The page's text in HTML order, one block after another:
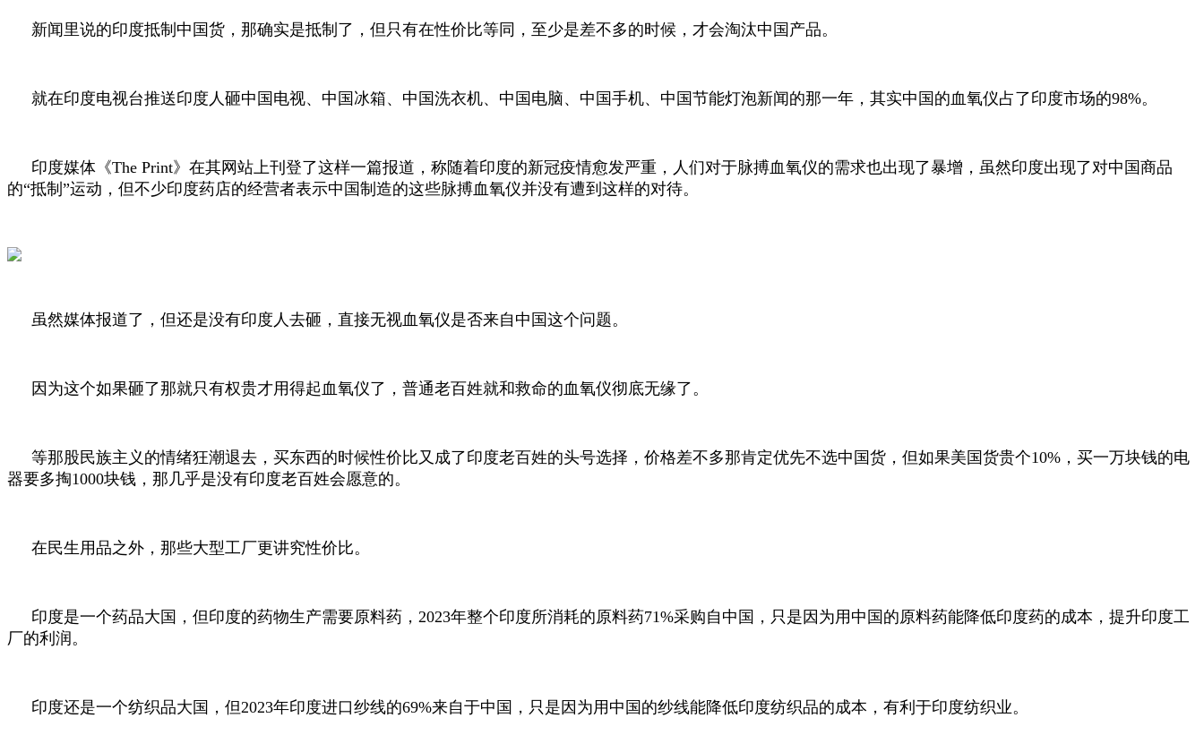
新闻里说的印度抵制中国货，那确实是抵制了，但只有在性价比等同，至少是差不多的时候，才会淘汰中国产品。
就在印度电视台推送印度人砸中国电视、中国冰箱、中国洗衣机、中国电脑、中国手机、中国节能灯泡新闻的那一年，其实中国的血氧仪占了印度市场的98%。
印度媒体《The Print》在其网站上刊登了这样一篇报道，称随着印度的新冠疫情愈发严重，人们对于脉搏血氧仪的需求也出现了暴增，虽然印度出现了对中国商品
的“抵制”运动，但不少印度药店的经营者表示中国制造的这些脉搏血氧仪并没有遭到这样的对待。
虽然媒体报道了，但还是没有印度人去砸，直接无视血氧仪是否来自中国这个问题。
因为这个如果砸了那就只有权贵才用得起血氧仪了，普通老百姓就和救命的血氧仪彻底无缘了。
等那股民族主义的情绪狂潮退去，买东西的时候性价比又成了印度老百姓的头号选择，价格差不多那肯定优先不选中国货，但如果美国货贵个10%，买一万块钱的电
器要多掏1000块钱，那几乎是没有印度老百姓会愿意的。
在民生用品之外，那些大型工厂更讲究性价比。
印度是一个药品大国，但印度的药物生产需要原料药，2023年整个印度所消耗的原料药71%采购自中国，只是因为用中国的原料药能降低印度药的成本，提升印度工
厂的利润。
印度还是一个纺织品大国，但2023年印度进口纱线的69%来自于中国，只是因为用中国的纱线能降低印度纺织品的成本，有利于印度纺织业。